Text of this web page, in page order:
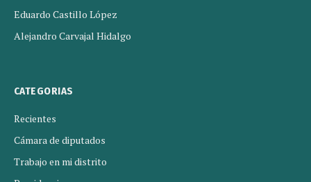
Eduardo Castillo López
Alejandro Carvajal Hidalgo
CATEGORIAS
Recientes
Cámara de diputados
Trabajo en mi distrito